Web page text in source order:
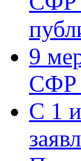
9
СФР
С 1